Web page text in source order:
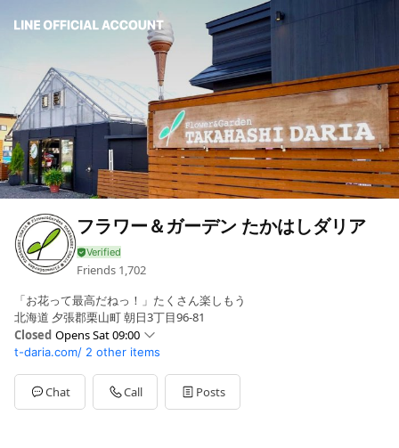
フラワー＆ガーデン たかはしダリア
Friends 1,702
「お花って最高だねっ！」たくさん楽しもう
北海道 夕張郡栗山町 朝日3丁目96-81
Closed Opens Sat 09:00
Sun09:00 - 18:00
Mon09:00 - 18:00
Tue09:00 - 18:00
Wed09:00 - 18:00
t-daria.com/ 2 other items
Chat Call Posts